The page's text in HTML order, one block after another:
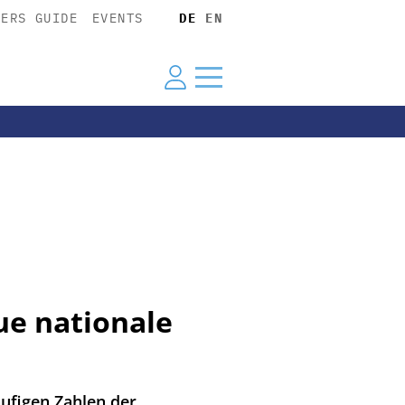
GUIDE EVENTS DE EN
nationale